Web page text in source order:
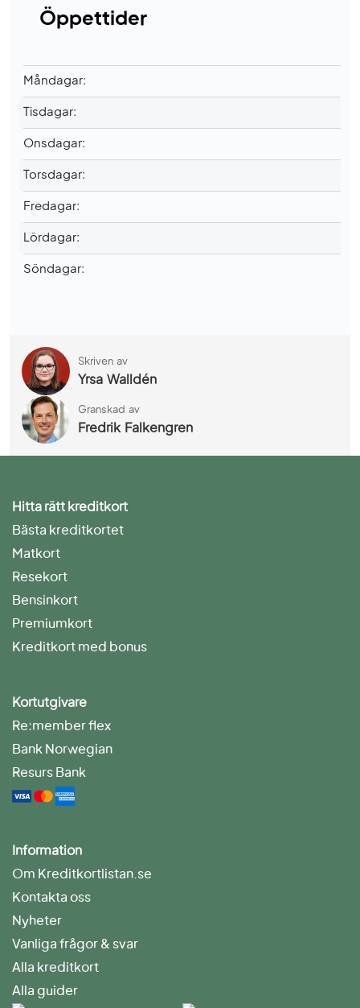
Öppettider
Måndagar:
Tisdagar:
Onsdagar:
Torsdagar:
Fredagar:
Lördagar:
Söndagar:
Skriven av
Yrsa Walldén
Granskad av
Fredrik Falkengren
Hitta rätt kreditkort
Bästa kreditkortet
Matkort
Resekort
Bensinkort
Premiumkort
Kreditkort med bonus
Kortutgivare
Re:member flex
Bank Norwegian
Resurs Bank
Information
Om Kreditkortlistan.se
Kontakta oss
Nyheter
Vanliga frågor & svar
Alla kreditkort
Alla guider